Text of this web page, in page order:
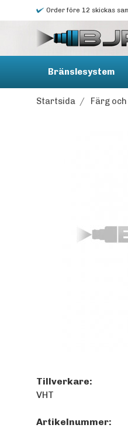
Order före 12 skickas
Bränslesystem
Startsida / Färg
Tillverkare:
VHT
Artikelnummer: